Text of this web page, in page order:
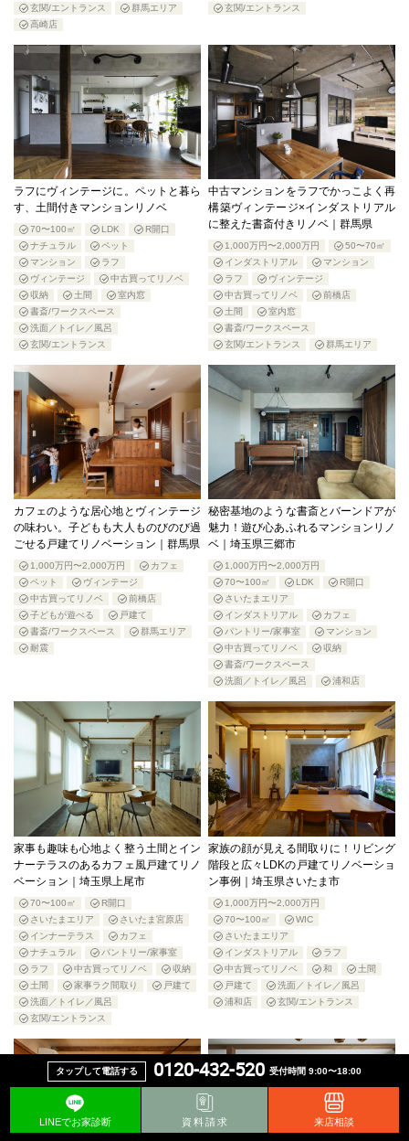
タップして電話する 0120-432-520 受付時間 9:00〜18:00
LINEでお家診断 資料請求 来店相談
玄関/エントランス
群馬エリア
高崎店
玄関/エントランス
ラフにヴィンテージに。ペットと暮ら
す、土間付きマンションリノベ
70〜100㎡ LDK
R開口
ナチュラル
ペット
マンション
ラフ
ヴィンテージ
中古買ってリノベ
収納
土間
室内窓
書斎/ワークスペース
洗面／トイレ／風呂
玄関/エントランス
中古マンションをラフでかっこよく再
構築ヴィンテージ×インダストリアル
に整えた書斎付きリノベ｜群馬県
1,000万円〜2,000万円
50〜70㎡
インダストリアル
マンション
ラフ
ヴィンテージ
中古買ってリノベ
前橋店
土間
室内窓
書斎/ワークスペース
玄関/エントランス
群馬エリア
カフェのような居心地とヴィンテージ
の味わい。子どもも大人ものびのび過
ごせる戸建てリノベーション｜群馬県
1,000万円〜2,000万円
カフェ
ペット
ヴィンテージ
中古買ってリノベ
前橋店
子どもが遊べる
戸建て
書斎/ワークスペース
群馬エリア
耐震
秘密基地のような書斎とバーンドアが
魅力！遊び心あふれるマンションリノ
ベ｜埼玉県三郷市
1,000万円〜2,000万円
70〜100㎡
LDK
R開口
さいたまエリア
インダストリアル
カフェ
パントリー/家事室
マンション
中古買ってリノベ
収納
書斎/ワークスペース
洗面／トイレ／風呂
浦和店
家事も趣味も心地よく整う土間とイン
ナーテラスのあるカフェ風戸建てリノ
ベーション｜埼玉県上尾市
70〜100㎡
R開口
さいたまエリア
さいたま宮原店
インナーテラス
カフェ
ナチュラル
パントリー/家事室
ラフ
中古買ってリノベ
収納
土間
家事ラク間取り
戸建て
洗面／トイレ／風呂
玄関/エントランス
家族の顔が見える間取りに！リビング
階段と広々LDKの戸建てリノベーショ
ン事例｜埼玉県さいたま市
1,000万円〜2,000万円
70〜100㎡
WIC
さいたまエリア
インダストリアル
ラフ
中古買ってリノベ
和
土間
戸建て
洗面／トイレ／風呂
浦和店
玄関/エントランス